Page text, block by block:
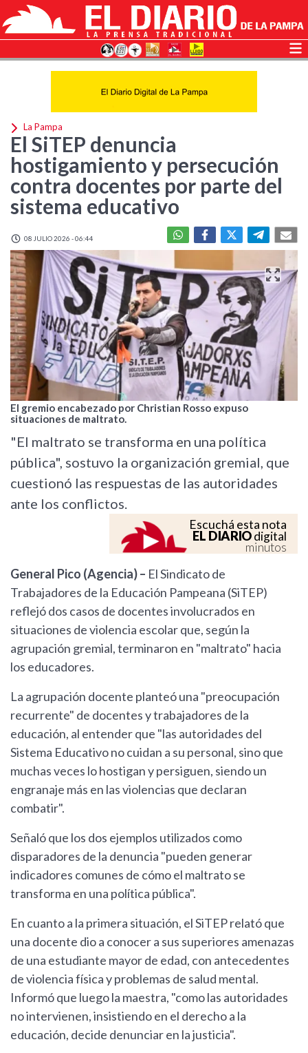
La Pampa
El SiTEP denuncia
hostigamiento y persecución
contra docentes por parte del
sistema educativo
08 JULIO 2026 - 06:44
El gremio encabezado por Christian Rosso expuso
situaciones de maltrato.
"El maltrato se transforma en una política
pública", sostuvo la organización gremial, que
cuestionó las respuestas de las autoridades
ante los conflictos.
Escuchá esta nota
EL DIARIOdigital
minutos
General Pico (Agencia) – El Sindicato de
Trabajadores de la Educación Pampeana (SiTEP)
reflejó dos casos de docentes involucrados en
situaciones de violencia escolar que, según la
agrupación gremial, terminaron en "maltrato" hacia
los educadores.
La agrupación docente planteó una "preocupación
recurrente" de docentes y trabajadores de la
educación, al entender que "las autoridades del
Sistema Educativo no cuidan a su personal, sino que
muchas veces lo hostigan y persiguen, siendo un
engranaje más en las violencias que declaran
combatir".
Señaló que los dos ejemplos utilizados como
disparadores de la denuncia "pueden generar
indicadores comunes de cómo el maltrato se
transforma en una política pública".
En cuanto a la primera situación, el SiTEP relató que
una docente dio a conocer a sus superiores amenazas
de una estudiante mayor de edad, con antecedentes
de violencia física y problemas de salud mental.
Informó que luego la maestra, "como las autoridades
no intervienen, insistiendo en el derecho a la
educación, decide denunciar en la justicia".